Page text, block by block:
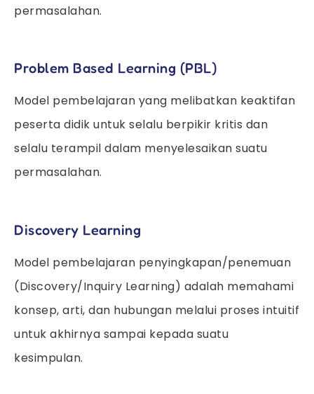
permasalahan.
Problem Based Learning (PBL)
Model pembelajaran yang melibatkan keaktifan
peserta didik untuk selalu berpikir kritis dan
selalu terampil dalam menyelesaikan suatu
permasalahan.
Discovery Learning
Model pembelajaran penyingkapan/penemuan
(Discovery/Inquiry Learning) adalah memahami
konsep, arti, dan hubungan melalui proses intuitif
untuk akhirnya sampai kepada suatu
kesimpulan.